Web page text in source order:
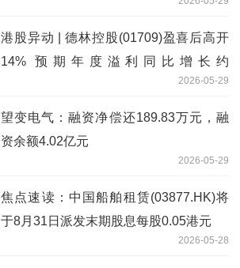
港股异动 | 德林控股(01709)盈喜后高开
14% 预期年度溢利同比增长约
2026-05-29
望变电气：融资净偿还189.83万元，融
资余额4.02亿元
2026-05-29
焦点速读：中国船舶租赁(03877.HK)将
于8月31日派发末期股息每股0.05港元
2026-05-28